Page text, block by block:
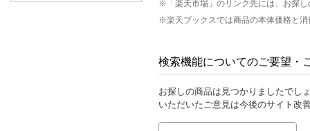
※「楽天市場」のリンク先には、お探
※楽天ブックスでは商品の本体価格と
検索機能についてのご要望・
お探しの商品は見つかりましたでし
いただいたご意見は今後のサイト改